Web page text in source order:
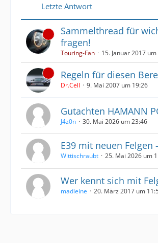
Letzte Antwort
Sammelthread für
fragen!
Touring-Fan 15. Januar 2017 um
Regeln für diesen
Dr.Cell 9. Mai 2007 um 19:26
Gutachten HAMANN
J4z0n 30. Mai 2026 um 23:46
E39 mit neuen
Wittischraubt 25. Mai 2026 um
Wer kennt sich mit
madleine 20. März 2017 um